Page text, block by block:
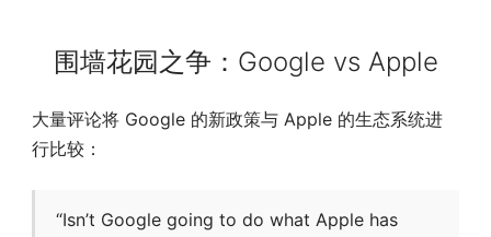
围墙花园之争：Google vs Apple
大量评论将 Google 的新政策与 Apple 的生态系统进
行比较：
“Isn’t Google going to do what Apple has